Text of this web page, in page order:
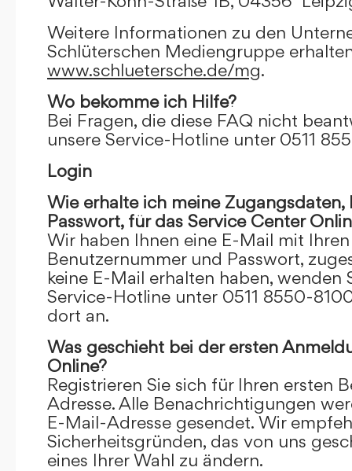
Weitere Informationen zu den
Schlüterschen Mediengruppe
www.schluetersche.de/mg.
Wo bekomme ich Hilfe?
Bei Fragen, die diese FAQ nicht
unsere Service-Hotline unter 0511
Login
Wie erhalte ich meine
Passwort, für das Service Center
Wir haben Ihnen eine E-Mail mit
Benutzernummer und Passwort,
keine E-Mail erhalten haben, wenden
Service-Hotline unter 0511 8550-
dort an.
Was geschieht bei der ersten
Online?
Registrieren Sie sich für Ihren ersten
Adresse. Alle Benachrichtigungen
E-Mail-Adresse gesendet. Wir
Sicherheitsgründen, das von uns
eines Ihrer Wahl zu ändern.